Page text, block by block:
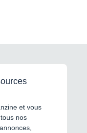
et vous
nos